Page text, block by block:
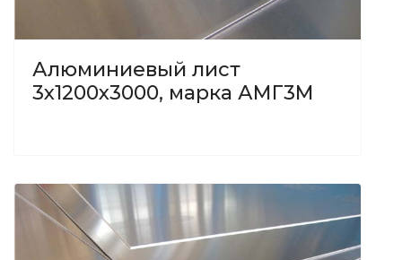
Алюминиевый лист
3х1200х3000, марка АМГ3М